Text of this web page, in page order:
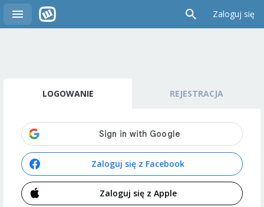
Zaloguj się
LOGOWANIE REJESTRACJA
Zaloguj się z Facebook
Zaloguj się z Apple